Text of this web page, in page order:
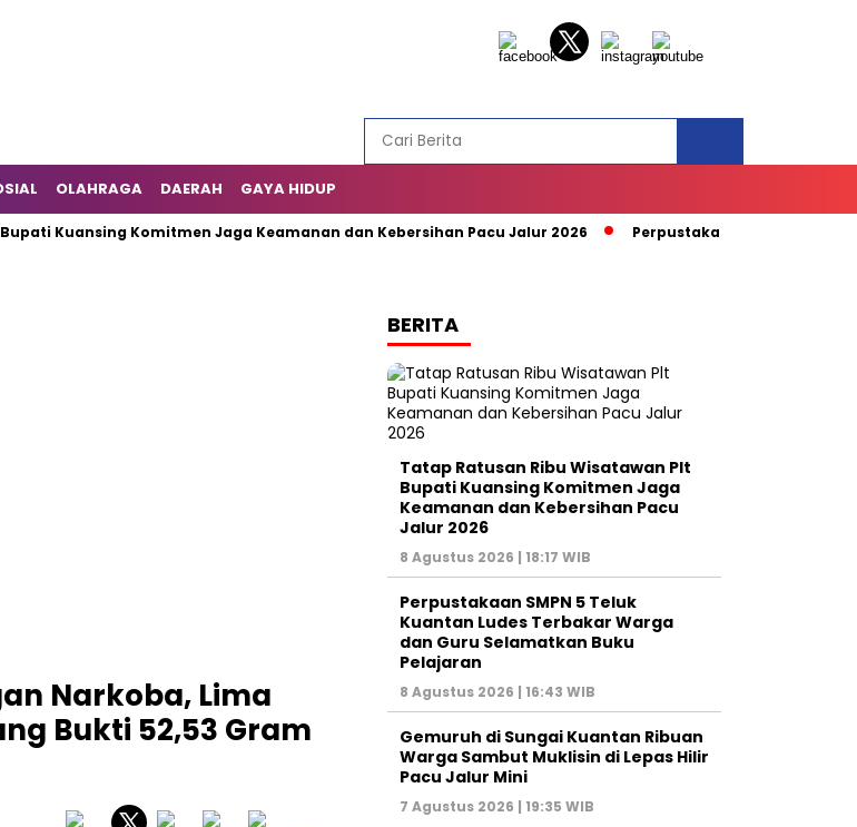
OLAHRAGA DAERAH GAYA HIDUP
Komitmen Jaga Keamanan dan Kebersihan Pacu Jalur 2026 Perpustakaan SMPN 5 Teluk
Narkoba, Lima
Bukti 52,53 Gram
BERITA
Tatap Ratusan Ribu Wisatawan Plt
Bupati Kuansing Komitmen Jaga
Keamanan dan Kebersihan Pacu
Jalur 2026
8 Agustus 2026 | 18:17 WIB
Perpustakaan SMPN 5 Teluk
Kuantan Ludes Terbakar Warga
dan Guru Selamatkan Buku
Pelajaran
8 Agustus 2026 | 16:43 WIB
Gemuruh di Sungai Kuantan Ribuan
Warga Sambut Muklisin di Lepas Hilir
Pacu Jalur Mini
7 Agustus 2026 | 19:35 WIB